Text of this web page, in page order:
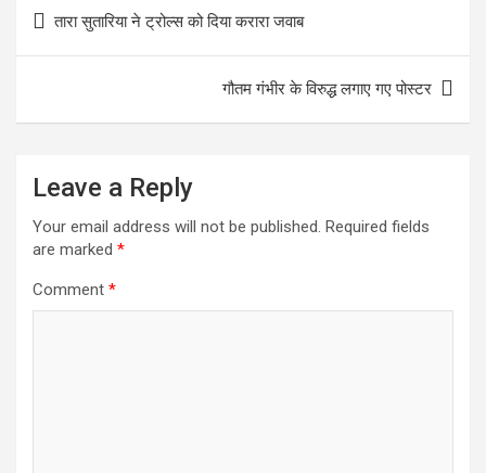
o
k
e
r
lt
s
a
r
navigation
तारा सुतारिया ने ट्रोल्स को दिया करारा जवाब
गौतम गंभीर के विरुद्ध लगाए गए पोस्टर
Leave a Reply
Your email address will not be published. Required fields
are marked *
Comment *